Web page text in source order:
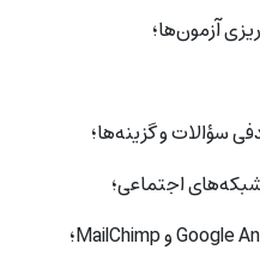
آزمون‌ها؛
سؤالات و گزینه‌ها؛
اجتماعی؛